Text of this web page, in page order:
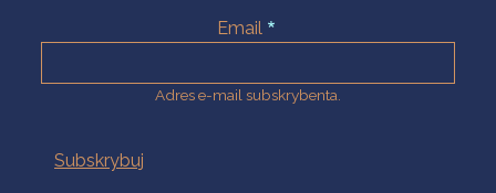
Email
Adres e-mail subskrybenta.